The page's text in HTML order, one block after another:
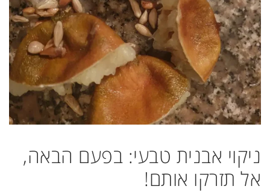
ניקוי אבנית טבעי: בפעם הבאה,
אל תזרקו אותם!